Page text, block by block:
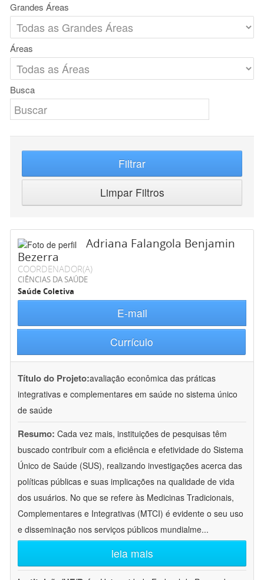
Grandes Áreas
Áreas
Busca
Filtrar
Limpar Filtros
Adriana Falangola Benjamin
Bezerra
COORDENADOR(A)
CIÊNCIAS DA SAÚDE
Saúde Coletiva
E-mail
Currículo
Título do Projeto:avaliação econômica das práticas
integrativas e complementares em saúde no sistema único
de saúde
Resumo: Cada vez mais, instituições de pesquisas têm
buscado contribuir com a eficiência e efetividade do Sistema
Único de Saúde (SUS), realizando investigações acerca das
políticas públicas e suas implicações na qualidade de vida
dos usuários. No que se refere às Medicinas Tradicionais,
Complementares e Integrativas (MTCI) é evidente o seu uso
e disseminação nos serviços públicos mundialme...
leia mais